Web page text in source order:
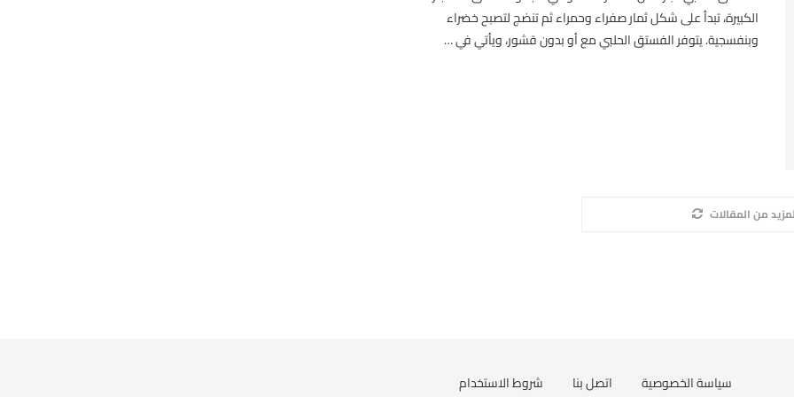
الكبيرة، تبدأ على شكل ثمار صفراء وحمراء ثم تنضج لتصبح خضراء
وبنفسجية. يتوفر الفستق الحلبي مع أو بدون قشور، ويأتي في …
من المقالات
سياسة الخصوصية اتصل بنا شروط الاستخدام